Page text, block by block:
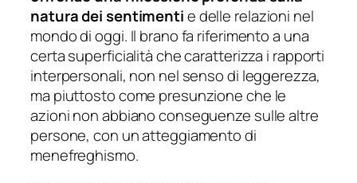
natura dei sentimentie delle relazioni nel
mondo di oggi. Il brano fa riferimento a una
certa superficialità che caratterizza i rapporti
interpersonali, non nel senso di leggerezza,
ma piuttosto come presunzione che le
azioni non abbiano conseguenze sulle altre
persone, con un atteggiamento di
menefreghismo.